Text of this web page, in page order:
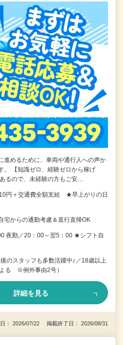
進めるために、車両や通行人への声か
。 【知識ゼロ、経験ゼロから稼げ
るので、未経験の方もご安…
円＋交通費全額支給 ★早上がりの日
からの通勤考慮＆直行直帰OK
夜勤／20：00～翌5：00 ★シフト自
のスタッフも多数活躍中♪／18歳以上
よる ※例外事由2号）
詳細を見る
： 2026/07/22 掲載終了日： 2026/08/31